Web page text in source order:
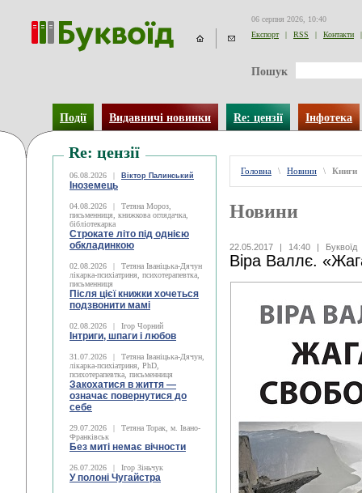
06 серпня 2026, 10:40
Експорт
| RSS | Контакти |
Пошук
Події Видавничі новинки Re: цензії Інфотека
Re: цензії
06.08.2026 | Віктор Палинський
Іноземець
04.08.2026 |
Тетяна Мороз,
письменниця, книжкова оглядачка,
бібліотекарка
Строкате літо під однією
обкладинкою
02.08.2026 |
Тетяна Іваніцька-Дячун
лікарка-психіатриня, психотерапевтка,
письменниця
Після цієї книжки хочеться
подзвонити мамі
02.08.2026 | Ігор Чорний
Інтриги, шпаги і любов
31.07.2026 |
Тетяна Іваніцька-Дячун,
лікарка-психіатриня, PhD,
психотерапевтка, письменниця
Закохатися в життя —
означає повернутися до
себе
29.07.2026 |
Тетяна Торак, м. Івано-
Франківськ
Без миті немає вічности
26.07.2026 | Ігор Зіньчук
У полоні Чугайстра
Головна \ Новини \ Книги
Новини
22.05.2017 | 14:40 | Буквоїд
Віра Валлє.